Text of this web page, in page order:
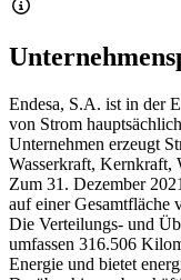
Endesa, S.A. ist in der
von Strom
Unternehmen erzeugt
Wasserkraft, Kernkraft,
Zum 31. Dezember
auf einer Gesamtfläche
Die Verteilungs- und
umfassen 316.506
Energie und bietet